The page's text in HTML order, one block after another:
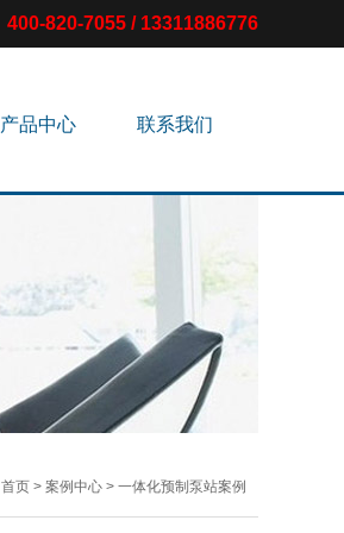
400-820-7055 / 13311886776
产品中心 联系我们
首页 > 案例中心 > 一体化预制泵站案例